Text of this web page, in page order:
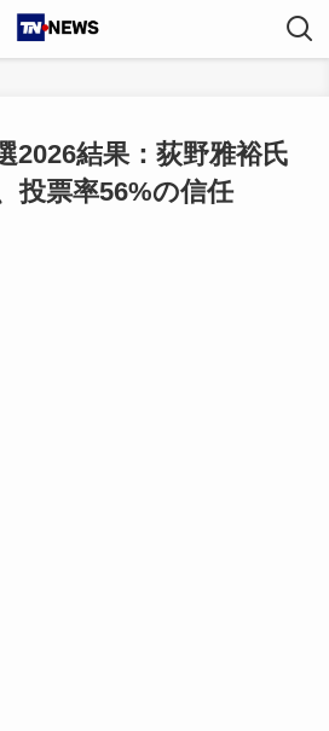
2026結果：荻野雅裕氏
投票率56%の信任